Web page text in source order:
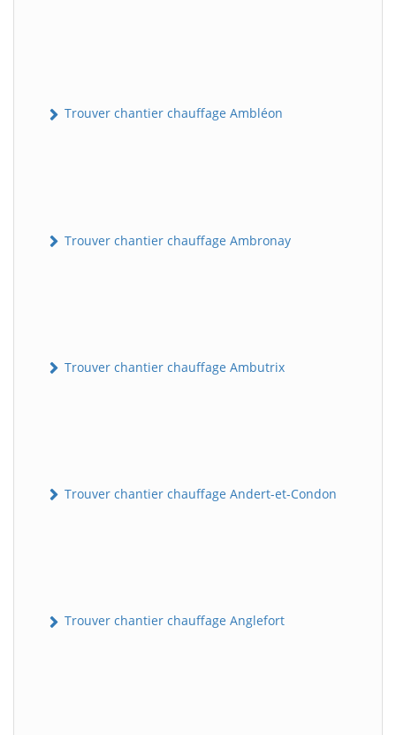
Trouver chantier chauffage Ambléon
Trouver chantier chauffage Ambronay
Trouver chantier chauffage Ambutrix
Trouver chantier chauffage Andert-et-Condon
Trouver chantier chauffage Anglefort